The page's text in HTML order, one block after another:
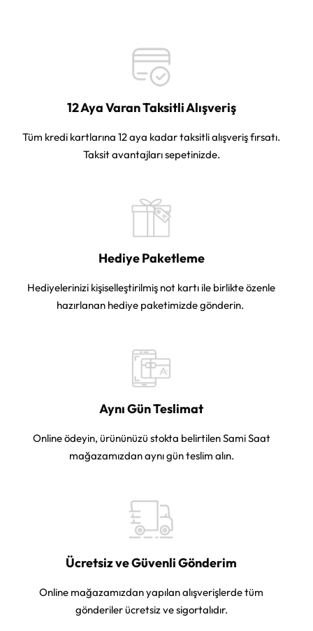
12 Aya Varan Taksitli Alışveriş
Tüm kredi kartlarına 12 aya kadar taksitli alışveriş fırsatı.
Taksit avantajları sepetinizde.
Hediye Paketleme
Hediyelerinizi kişiselleştirilmiş not kartı ile birlikte özenle
hazırlanan hediye paketimizde gönderin.
Aynı Gün Teslimat
Online ödeyin, ürününüzü stokta belirtilen Sami Saat
mağazamızdan aynı gün teslim alın.
Ücretsiz ve Güvenli Gönderim
Online mağazamızdan yapılan alışverişlerde tüm
gönderiler ücretsiz ve sigortalıdır.